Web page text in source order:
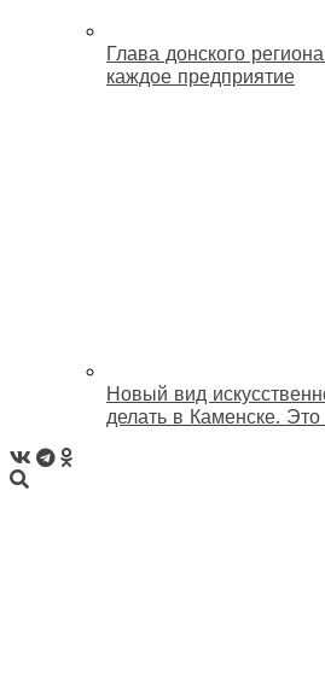
Глава донского
каждое предприятие
Новый вид
делать в Каменске.